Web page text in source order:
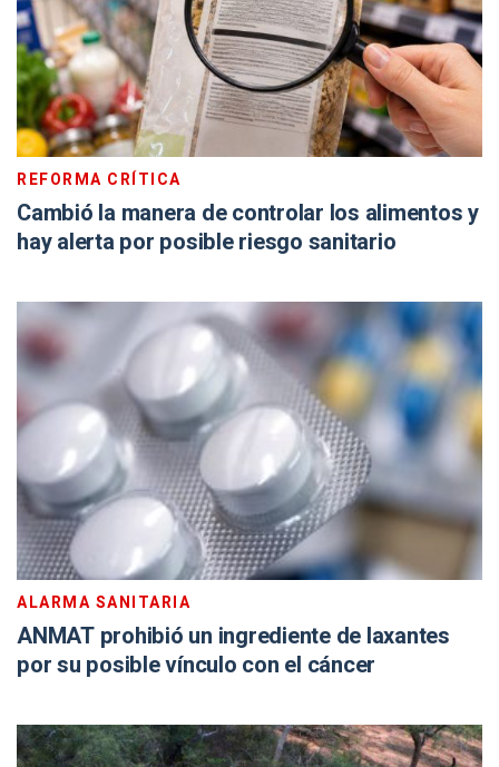
REFORMA CRÍTICA
Cambió la manera de controlar los alimentos y
hay alerta por posible riesgo sanitario
ALARMA SANITARIA
ANMAT prohibió un ingrediente de laxantes
por su posible vínculo con el cáncer